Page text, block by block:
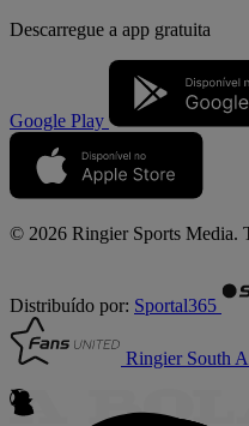
Descarregue a app gratuita
Google Play
© 2026 Ringier Sports Media.
Distribuído por: Sportal365
Ringier South